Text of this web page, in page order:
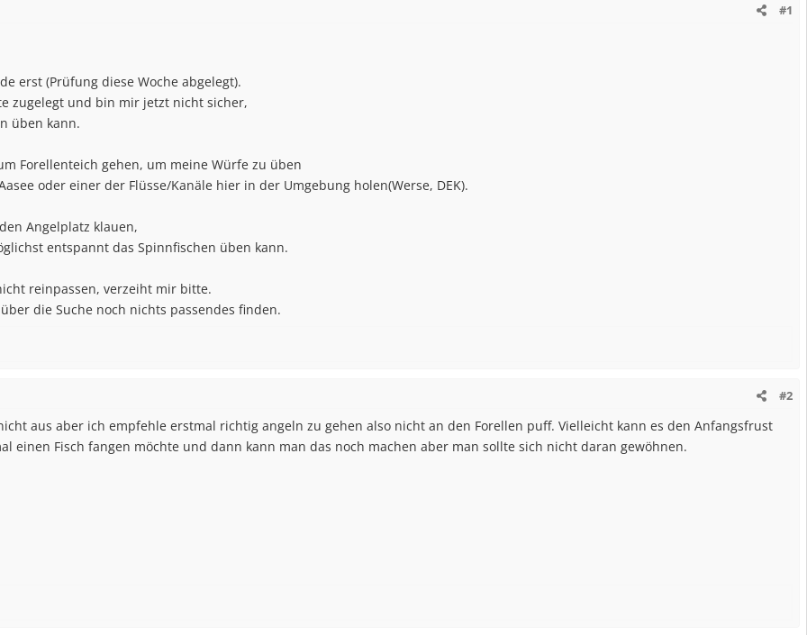
#1
erst (Prüfung diese Woche abgelegt).
zugelegt und bin mir jetzt nicht sicher,
üben kann.
Forellenteich gehen, um meine Würfe zu üben
oder einer der Flüsse/Kanäle hier in der Umgebung holen(Werse, DEK).
Angelplatz klauen,
entspannt das Spinnfischen üben kann.
reinpassen, verzeiht mir bitte.
die Suche noch nichts passendes finden.
#2
aus aber ich empfehle erstmal richtig angeln zu gehen also nicht an den Forellen puff. Vielleicht kann es den Anfangsfrust
einen Fisch fangen möchte und dann kann man das noch machen aber man sollte sich nicht daran gewöhnen.